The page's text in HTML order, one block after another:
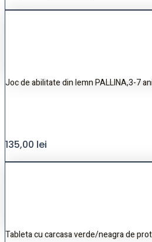
Joc de abilitate din lemn PALLINA,3-7
135,00 lei
Tableta cu carcasa verde/neagra de